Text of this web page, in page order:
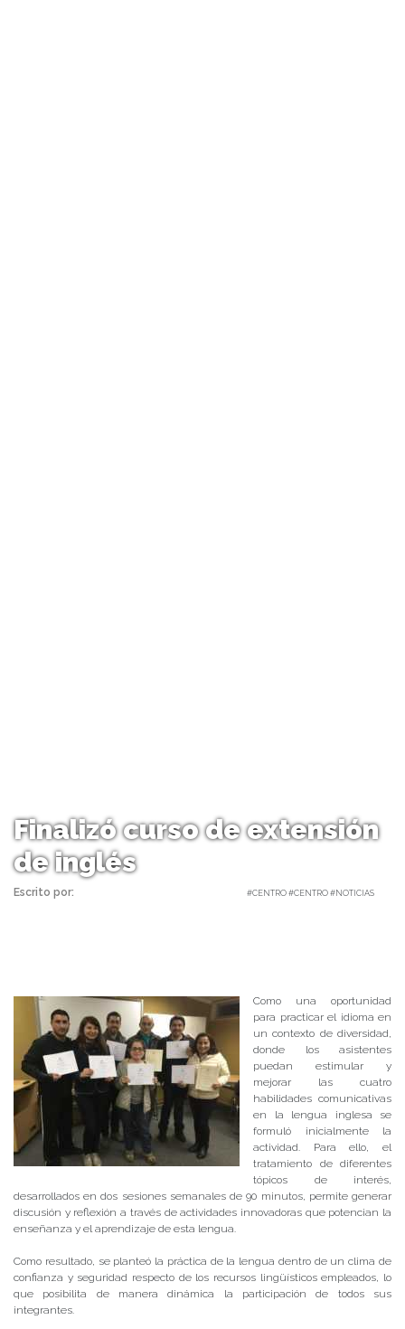
Finalizó curso de extensión
de inglés
Escrito por: #CENTRO #CENTRO #NOTICIAS
Como una oportunidad
para practicar el idioma en
un contexto de diversidad,
donde los asistentes
puedan estimular y
mejorar las cuatro
habilidades comunicativas
en la lengua inglesa se
formuló inicialmente la
actividad. Para ello, el
tratamiento de diferentes
tópicos de interés,
desarrollados en dos sesiones semanales de 90 minutos, permite generar
discusión y reflexión a través de actividades innovadoras que potencian la
enseñanza y el aprendizaje de esta lengua.
Como resultado, se planteó la práctica de la lengua dentro de un clima de
confianza y seguridad respecto de los recursos lingüísticos empleados, lo
que posibilita de manera dinámica la participación de todos sus
integrantes.